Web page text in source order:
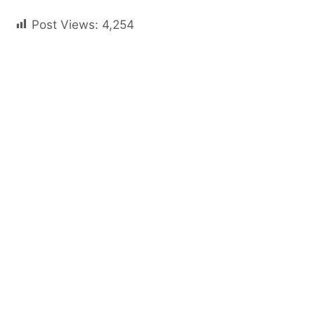
Post Views: 4,254